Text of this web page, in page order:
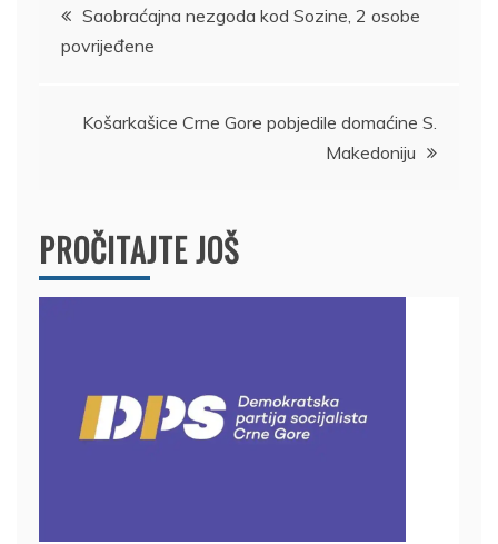
članka
Saobraćajna nezgoda kod Sozine, 2 osobe
povrijeđene
Košarkašice Crne Gore pobjedile domaćine S.
Makedoniju
PROČITAJTE JOŠ